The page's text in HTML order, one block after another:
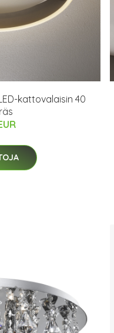
kattovalaisin 40